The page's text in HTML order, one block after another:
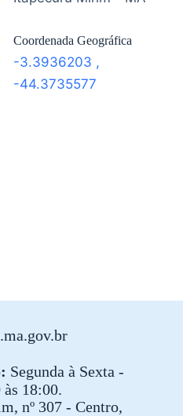
Coordenada Geográfica
-3.3936203 ,
-44.3735577
Segunda à Sexta -
18:00.
nº 307 - Centro,